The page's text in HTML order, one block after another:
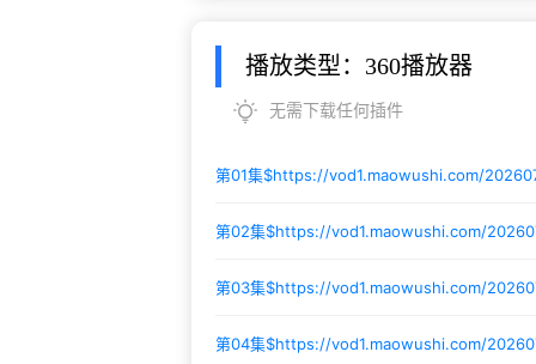
播放类型：360播放器
无需下载任何插件
第01集$https://vod1.maowushi.com/
第02集$https://vod1.maowushi.com/
第03集$https://vod1.maowushi.com/
第04集$https://vod1.maowushi.com/